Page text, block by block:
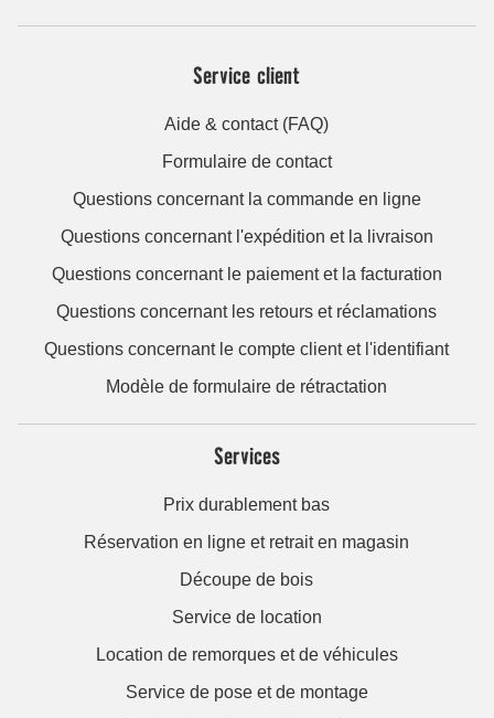
Service client
Aide & contact (FAQ)
Formulaire de contact
Questions concernant la commande en ligne
Questions concernant l'expédition et la livraison
Questions concernant le paiement et la facturation
Questions concernant les retours et réclamations
Questions concernant le compte client et l'identifiant
Modèle de formulaire de rétractation
Services
Prix durablement bas
Réservation en ligne et retrait en magasin
Découpe de bois
Service de location
Location de remorques et de véhicules
Service de pose et de montage